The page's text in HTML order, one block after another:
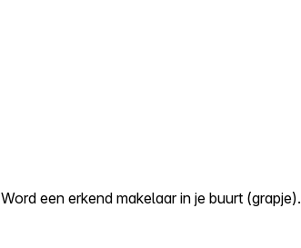
Word een erkend makelaar in je buurt (grapje).